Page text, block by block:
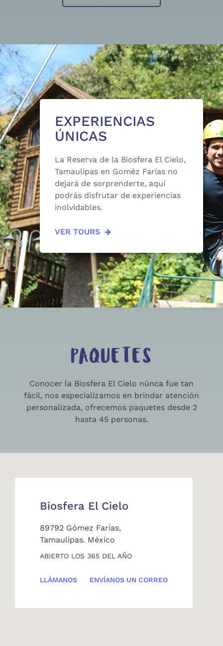
EXPERIENCIAS
ÚNICAS
La Reserva de la Biosfera El Cielo,
Tamaulipas en Goméz Farías no
dejará de sorprenderte, aquí
podrás disfrutar de experiencias
inolvidables.
VER TOURS
PAQUETES
Conocer la Biosfera El Cielo núnca fue tan
fácil, nos especializamos en brindar atención
personalizada, ofrecemos paquetes desde 2
hasta 45 personas.
Biosfera El Cielo
89792 Gómez Farías,
Tamaulipas. México
ABIERTO LOS 365 DEL AÑO
LLÁMANOS ENVÍANOS UN CORREO